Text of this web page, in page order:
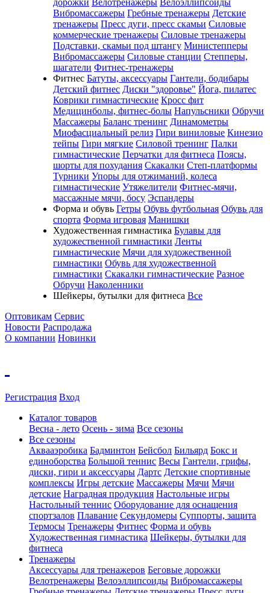
дорожки Велотренажеры Велоэллипсоиды
Вибромассажеры Гребные тренажеры Детские
тренажеры Пресс дуги, пресс скамьи Силовые
коммерческие тренажеры Силовые тренажеры
Подставки, скамьи под штангу Министепперы
Вибромассажеры Силовые станции Степперы,
шагатели Фитнес-тренажеры
Фитнес Батуты, аксессуары Гантели, бодибары
Детский фитнес Диски "здоровье" Йога, пилатес
Коврики гимнастические Кросс фит
Медицинболы, фитнес-болы Напульсники Обручи
Массажеры Баланс тренинг Динамометры
Миофасциальный релиз Гири виниловые Кинезио
тейпы Гири мягкие Силовой тренинг Палки
гимнастические Перчатки для фитнеса Поясы,
шорты для похудания Скакалки Степ-платформы
Турники Упоры для отжиманий, колеса
гимнастические Утяжелители Фитнес-мячи,
массажные мячи, босу Эспандеры
Форма и обувь Гетры Обувь футбольная Обувь для
спорта Форма игровая Манишки
Художественная гимнастика Булавы для
художественной гимнастики Ленты
гимнастические Мячи для художественной
гимнастики Обувь для художественной
гимнастики Скакалки гимнастические Разное
Обручи Наколенники
Шейкеры, бутылки для фитнеса Все
Оптовикам Сервис
Новости Распродажа
О компании Новинки
Регистрация Вход
Каталог товаров
Весна - лето Осень - зима Все сезоны
Все сезоны
Аквааэробика Бадминтон Бейсбол Бильярд Бокс и
единоборства Большой теннис Весы Гантели, грифы,
диски, гири и аксессуары Дартс Детские спортивные
комплексы Игры детские Массажеры Мячи Мячи
детские Наградная продукция Настольные игры
Настольный теннис Оборудование для оснащения
спортзалов Плавание Секундомеры Суппорты, защита
Термосы Тренажеры Фитнес Форма и обувь
Художественная гимнастика Шейкеры, бутылки для
фитнеса
Тренажеры
Аксессуары для тренажеров Беговые дорожки
Велотренажеры Велоэллипсоиды Вибромассажеры